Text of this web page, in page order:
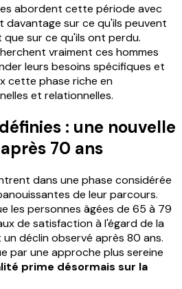
abordent cette période avec
davantage sur ce qu'ils peuvent
sur ce qu'ils ont perdu.
vraiment ces hommes
leurs besoins spécifiques et
cette phase riche en
et relationnelles.
: une nouvelle
70 ans
dans une phase considérée
de leur parcours.
les personnes âgées de 65 à 79
de satisfaction à l'égard de la
un déclin observé après 80 ans.
par une approche plus sereine
prime désormais sur la